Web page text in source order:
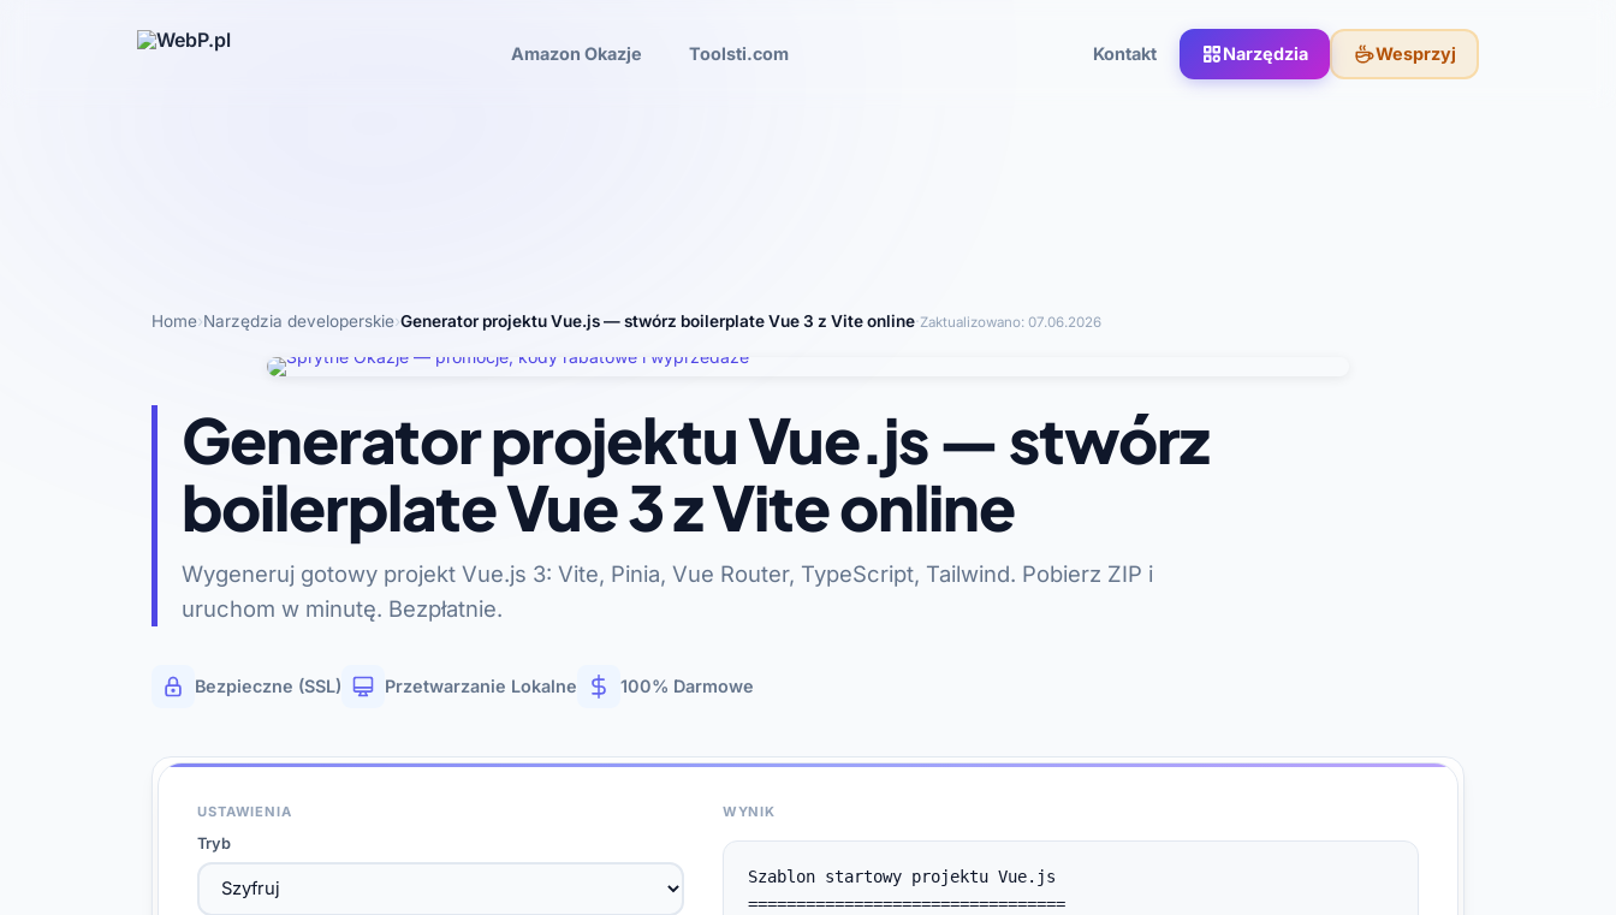
Amazon Okazje Toolsti.com Kontakt Narzędzia Wesprzyj
Home›Narzędzia developerskie›Generator projektu Vue.js — stwórz boilerplate Vue 3 z Vite online·Zaktualizowano: 07.06.2026
Generator projektu Vue.js — stwórz
boilerplate Vue 3 z Vite online
Wygeneruj gotowy projekt Vue.js 3: Vite, Pinia, Vue Router, TypeScript, Tailwind. Pobierz ZIP i
uruchom w minutę. Bezpłatnie.
Bezpieczne (SSL) Przetwarzanie Lokalne 100% Darmowe
USTAWIENIA
Tryb
WYNIK
Szablon startowy projektu Vue.js
=================================